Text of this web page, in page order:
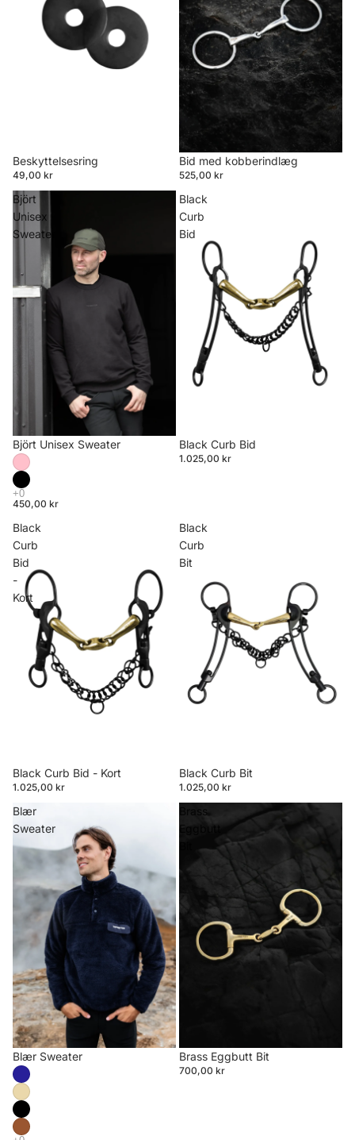
Beskyttelsesring
49,00 kr
Bid med kobberindlæg
525,00 kr
Björt
Unisex
Sweater
Björt Unisex Sweater
450,00 kr
Black
Curb
Bid
Black Curb Bid
1.025,00 kr
Black
Curb
Bid
-
Kort
Black Curb Bid - Kort
1.025,00 kr
Black
Curb
Bit
Black Curb Bit
1.025,00 kr
Blær
Sweater
Blær Sweater
Brass
Eggbutt
Brass Eggbutt Bit
700,00 kr